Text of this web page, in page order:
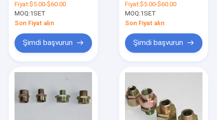
Metrik Diş Standart
Sızdırmazlık ve
Mekanik Tutma
Sağlar
Fiyat:$5.00-$60.00
MOQ:1SET
Son Fiyat alın
Şimdi başvurun
Sızdırmazlık ve
Koruma Sağlayan
Gümüş Renkli
Tehlikeli Alan Kablo
Rakoru
Fiyat:$5.00-$60.00
MOQ:1SET
Son Fiyat alın
Şimdi başvurun